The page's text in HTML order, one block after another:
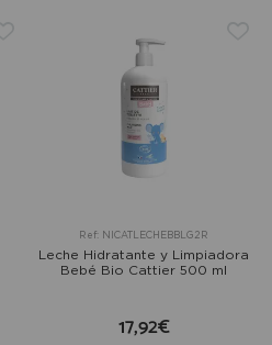
Ref: NICATLECHEBBLG2R
Leche Hidratante y Limpiadora
Bebé Bio Cattier 500 ml
17,92€